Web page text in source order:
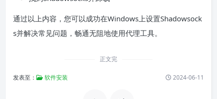
通过以上内容，您可以成功在Windows上设置Shadowsock
s并解决常见问题，畅通无阻地使用代理工具。
正文完
发表至： 软件安装 2024-06-11